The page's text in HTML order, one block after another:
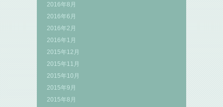
2016年8月
2016年6月
2016年2月
2016年1月
2015年12月
2015年11月
2015年10月
2015年9月
2015年8月